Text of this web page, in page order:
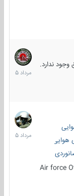
ندارد.
7
مرداد
1405
Air
2
مرداد
1405